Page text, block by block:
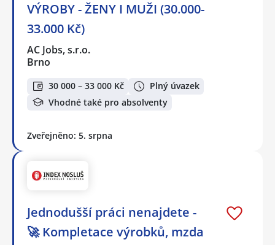
VÝROBY - ŽENY I MUŽI (30.000-
33.000 Kč)
AC Jobs, s.r.o.
Brno
30 000 – 33 000 Kč
Plný úvazek
Vhodné také pro absolventy
Zveřejněno: 5. srpna
Jednodušší práci nenajdete -
🚀 Kompletace výrobků, mzda